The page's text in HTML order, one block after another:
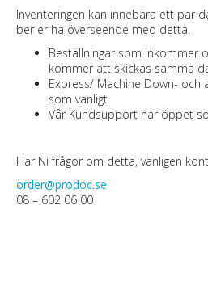
Inventeringen kan innebära ett par
ber er ha överseende med detta.
Beställningar som inkommer
kommer att skickas samma
Express/ Machine Down- och
som vanligt
Vår Kundsupport har öppet
Har Ni frågor om detta, vänligen
order@prodoc.se
08 – 602 06 00